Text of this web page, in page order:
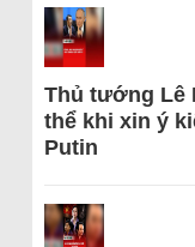
Thủ tướng Lê
thể khi xin ý
Putin